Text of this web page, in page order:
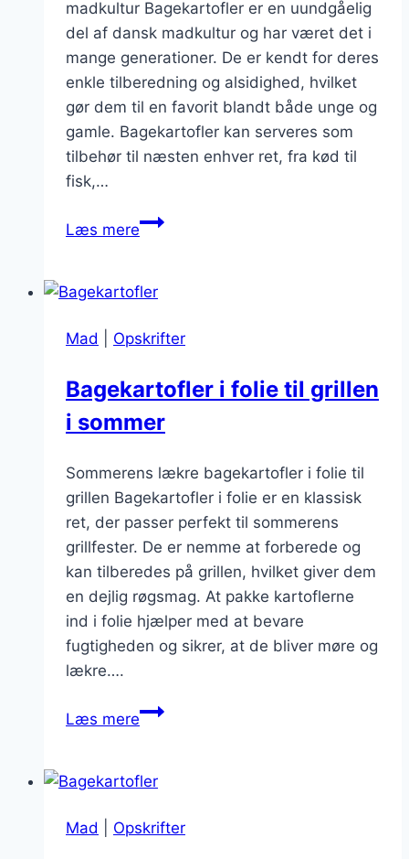
madkultur Bagekartofler er en uundgåelig
del af dansk madkultur og har været det i
mange generationer. De er kendt for deres
enkle tilberedning og alsidighed, hvilket
gør dem til en favorit blandt både unge og
gamle. Bagekartofler kan serveres som
tilbehør til næsten enhver ret, fra kød til
fisk,…
Læs mereBagekartofler
Mad Opskrifter
Bagekartofler i folie til grillen
i sommer
Sommerens lækre bagekartofler i folie til
grillen Bagekartofler i folie er en klassisk
ret, der passer perfekt til sommerens
grillfester. De er nemme at forberede og
kan tilberedes på grillen, hvilket giver dem
en dejlig røgsmag. At pakke kartoflerne
ind i folie hjælper med at bevare
fugtigheden og sikrer, at de bliver møre og
lækre….
Læs mereBagekartofler
til
i
Mad Opskrifter